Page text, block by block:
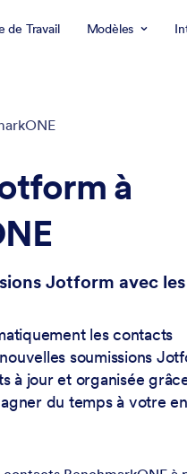
de Travail Modèles
à
Jotform avec
les contacts
soumissions
à jour et organisée
du temps à votre